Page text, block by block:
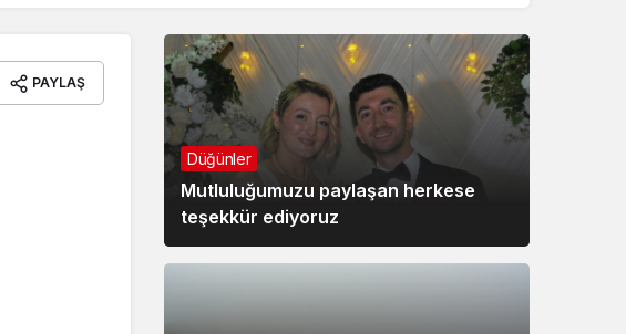
PAYLAŞ
Düğünler
Mutluluğumuzu paylaşan herkese
teşekkür ediyoruz